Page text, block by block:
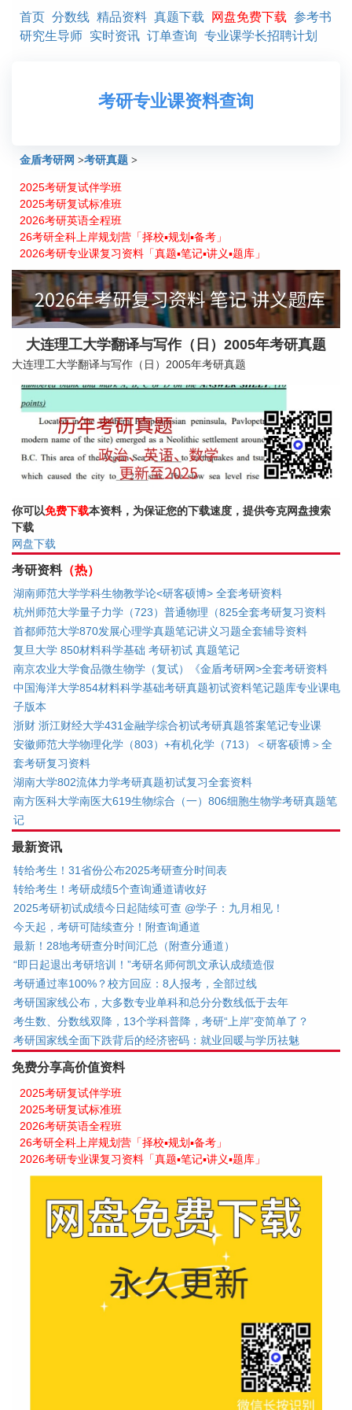
首页 分数线 精品资料 真题下载 网盘免费下载 参考书
研究生导师 实时资讯 订单查询 专业课学长招聘计划
考研专业课资料查询
金盾考研网 >考研真题 >
大连理工大学翻译与写作（日）2005年考研真题
2025考研复试伴学班
2025考研复试标准班
2026考研英语全程班
26考研全科上岸规划营「择校▪规划▪备考」
2026考研专业课复习资料「真题▪笔记▪讲义▪题库」
大连理工大学翻译与写作（日）2005年考研真题
大连理工大学翻译与写作（日）2005年考研真题
你可以免费下载本资料，为保证您的下载速度，提供夸克网盘搜索
下载
网盘下载
考研资料（热）
湖南师范大学学科生物教学论<研客硕博> 全套考研资料
杭州师范大学量子力学（723）普通物理（825全套考研复习资料
首都师范大学870发展心理学真题笔记讲义习题全套辅导资料
复旦大学 850材料科学基础 考研初试 真题笔记
南京农业大学食品微生物学（复试）《金盾考研网>全套考研资料
中国海洋大学854材料科学基础考研真题初试资料笔记题库专业课电
子版本
浙财 浙江财经大学431金融学综合初试考研真题答案笔记专业课
安徽师范大学物理化学（803）+有机化学（713）＜研客硕博＞全
套考研复习资料
湖南大学802流体力学考研真题初试复习全套资料
南方医科大学南医大619生物综合（一）806细胞生物学考研真题笔
记
最新资讯
转给考生！31省份公布2025考研查分时间表
转给考生！考研成绩5个查询通道请收好
2025考研初试成绩今日起陆续可查 @学子：九月相见！
今天起，考研可陆续查分！附查询通道
最新！28地考研查分时间汇总（附查分通道）
“即日起退出考研培训！”考研名师何凯文承认成绩造假
考研通过率100%？校方回应：8人报考，全部过线
考研国家线公布，大多数专业单科和总分分数线低于去年
考生数、分数线双降，13个学科普降，考研“上岸”变简单了？
考研国家线全面下跌背后的经济密码：就业回暖与学历祛魅
免费分享高价值资料
2025考研复试伴学班
2025考研复试标准班
2026考研英语全程班
26考研全科上岸规划营「择校▪规划▪备考」
2026考研专业课复习资料「真题▪笔记▪讲义▪题库」